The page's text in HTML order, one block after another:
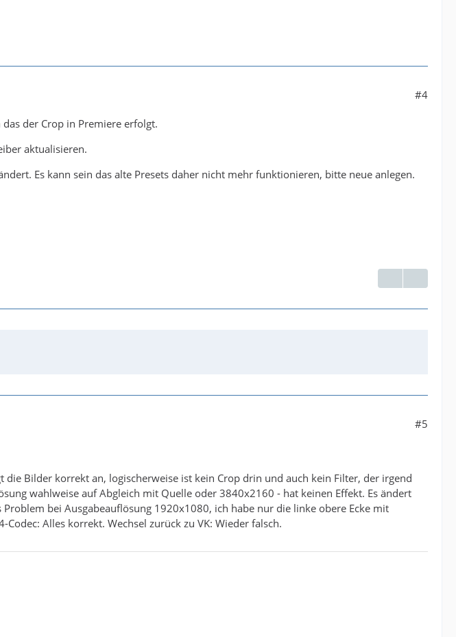
#4
der Crop in Premiere erfolgt.
aktualisieren.
Es kann sein das alte Presets daher nicht mehr funktionieren, bitte neue anlegen.
#5
die Bilder korrekt an, logischerweise ist kein Crop drin und auch kein Filter, der irgend
wahlweise auf Abgleich mit Quelle oder 3840x2160 - hat keinen Effekt. Es ändert
bei Ausgabeauflösung 1920x1080, ich habe nur die linke obere Ecke mit
Alles korrekt. Wechsel zurück zu VK: Wieder falsch.